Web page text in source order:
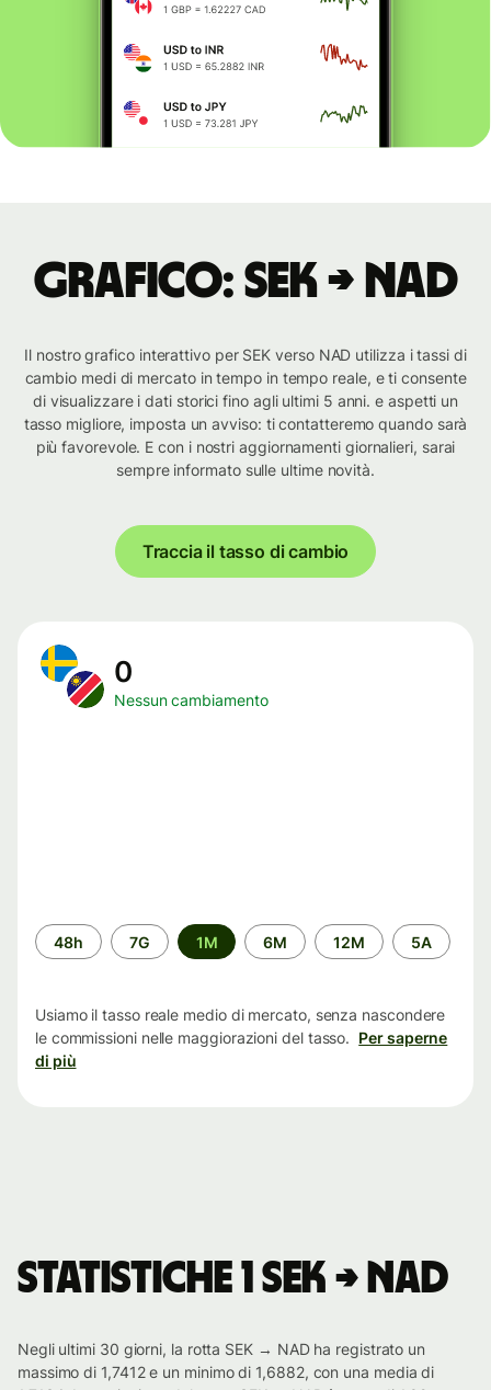
Grafico: SEK → NAD
Il nostro grafico interattivo per SEK verso NAD utilizza i tassi di
cambio medi di mercato in tempo in tempo reale, e ti consente
di visualizzare i dati storici fino agli ultimi 5 anni. e aspetti un
tasso migliore, imposta un avviso: ti contatteremo quando sarà
più favorevole. E con i nostri aggiornamenti giornalieri, sarai
sempre informato sulle ultime novità.
Traccia il tasso di cambio
0
Nessun cambiamento
Periodo
di
48h 7G 1M 6M 12M 5A
Usiamo il tasso reale medio di mercato, senza nascondere
le commissioni nelle maggiorazioni del tasso. Per saperne
di più
Statistiche 1 SEK → NAD
Negli ultimi 30 giorni, la rotta SEK → NAD ha registrato un
massimo di 1,7412 e un minimo di 1,6882, con una media di